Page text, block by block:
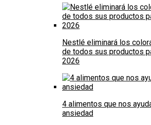
Nestlé eliminará los
de todos sus productos
2026
4 alimentos que nos
ansiedad